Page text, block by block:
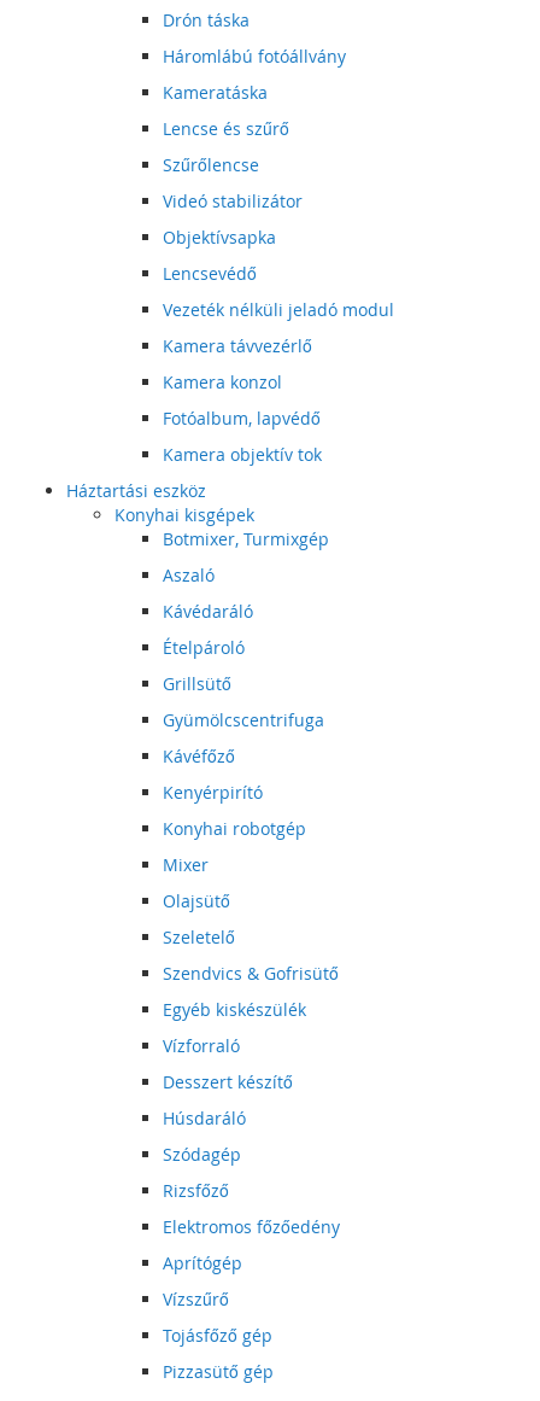
Drón táska
Háromlábú fotóállvány
Kameratáska
Lencse és szűrő
Szűrőlencse
Videó stabilizátor
Objektívsapka
Lencsevédő
Vezeték nélküli jeladó modul
Kamera távvezérlő
Kamera konzol
Fotóalbum, lapvédő
Kamera objektív tok
Háztartási eszköz
Konyhai kisgépek
Botmixer, Turmixgép
Aszaló
Kávédaráló
Ételpároló
Grillsütő
Gyümölcscentrifuga
Kávéfőző
Kenyérpirító
Konyhai robotgép
Mixer
Olajsütő
Szeletelő
Szendvics & Gofrisütő
Egyéb kiskészülék
Vízforraló
Desszert készítő
Húsdaráló
Szódagép
Rizsfőző
Elektromos főzőedény
Aprítógép
Vízszűrő
Tojásfőző gép
Pizzasütő gép